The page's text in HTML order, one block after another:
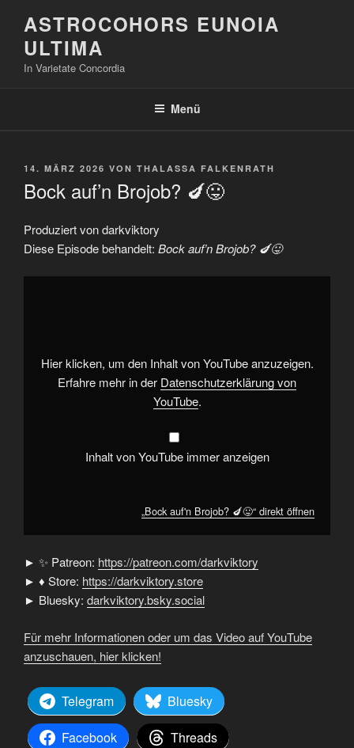
Inhalt
springen
ASTROCOHORS EUNOIA
ULTIMA
In Varietate Concordia
Menü
VERÖFFENTLICHT
14. MÄRZ 2026 VON THALASSA FALKENRATH
Bock auf’n Brojob? 🍆😛
Produziert von darkviktory
Diese Episode behandelt: Bock auf’n Brojob? 🍆😛
„Bock
anzeigen
Hier klicken, um den Inhalt von YouTube anzuzeigen.
Erfahre mehr in der Datenschutzerklärung von
YouTube.
Inhalt von YouTube immer anzeigen
„Bock auf'n Brojob? 🍆😛“ direkt öffnen
► ✨ Patreon: https://patreon.com/darkviktory
► ♦ Store: https://darkviktory.store
► Bluesky: darkviktory.bsky.social
Für mehr Informationen oder um das Video auf YouTube
anzuschauen, hier klicken!
Telegram
Bluesky
Facebook
Threads